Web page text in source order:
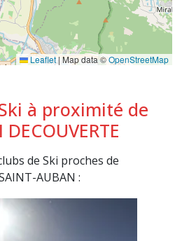
Leaflet|Map data ©OpenStreetMap
à proximité de
DECOUVERTE
de Ski proches de
AUBAN :